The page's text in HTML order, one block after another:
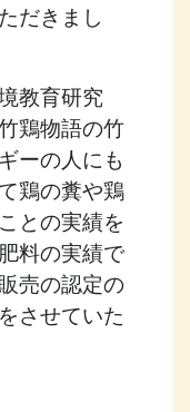
だきまし
教育研究
鶏物語の竹
ーの人にも
鶏の糞や鶏
との実績を
料の実績で
売の認定の
させていた